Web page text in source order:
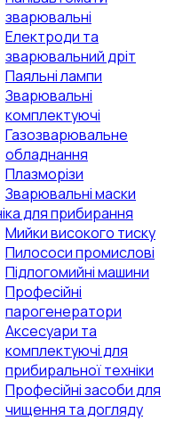
зварювальні
Електроди та
зварювальний дріт
Паяльні лампи
Зварювальні
комплектуючі
Газозварювальне
обладнання
Плазморізи
Зварювальні маски
для прибирання
Мийки високого тиску
Пилососи промислові
Підлогомийні машини
Професійні
парогенератори
Аксесуари та
комплектуючі для
прибиральної техніки
Професійні засоби для
чищення та догляду